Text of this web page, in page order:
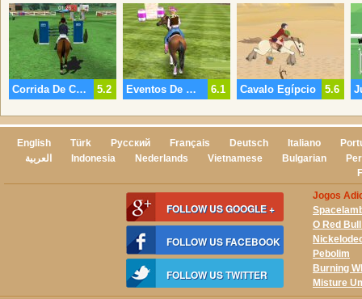
5.2
Corrida De Cavalos 2 6.1
Eventos De Cavalo 3 5.6
Cavalo Egípcio
English Türk Русский Français Deutsch Italiano
العربية
Indonesia Nederlands Vietnamese Bulgarian
FOLLOW US GOOGLE +
FOLLOW US FACEBOOK
FOLLOW US TWITTER
Jogos
O Red
Pebolim
Burning
Misture